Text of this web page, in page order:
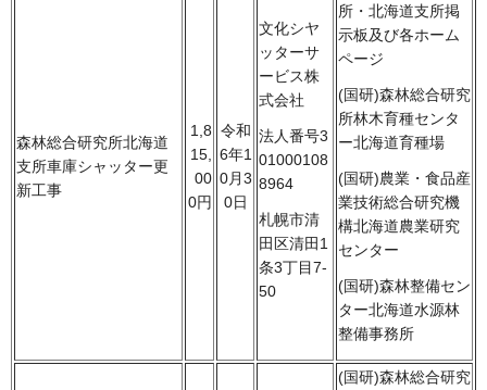
森林総合研究所北海道
支所車庫シャッター更
新工事
1,8
15,
00
0円
令和
6年1
0月3
0日
文化シヤ
ッターサ
ービス株
式会社
法人番号3
01000108
8964
札幌市清
田区清田1
条3丁目7-
50
所・北海道支所掲
示板及び各ホーム
ページ
(国研)森林総合研究
所林木育種センタ
ー北海道育種場
(国研)農業・食品産
業技術総合研究機
構北海道農業研究
センター
(国研)森林整備セン
ター北海道水源林
整備事務所
(国研)森林総合研究